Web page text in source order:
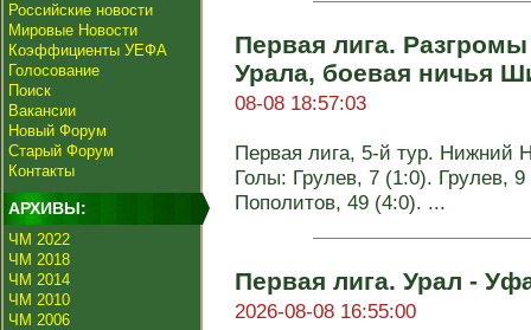
Российские новости
Мировые Новости
Коэффициенты УЕФА
Голосование
Поиск
Вакансии
Новый Форум
Старый Форум
Контакты
АРХИВЫ:
ЧМ 2022
ЧМ 2018
ЧМ 2014
ЧМ 2010
ЧМ 2006
Первая лига.
Урала, боевая ничья
08-08 18:57:03
Первая лига, 5-й тур. Нижний
Голы: Грулев, 7 (1:0). Грулев,
Пополитов, 49 (4:0). ...
Первая лига. Урал -
2026-08-08 16:55:00